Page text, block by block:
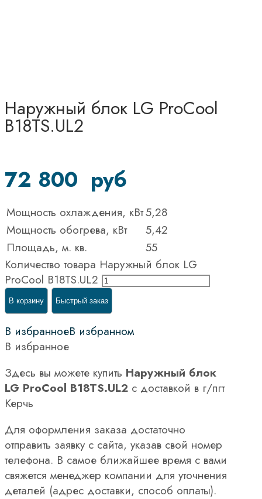
Наружный блок LG ProCool
B18TS.UL2
72 800 руб
Мощность охлаждения, кВт5,28
Мощность обогрева, кВт
5,42
Площадь, м. кв.
55
Количество товара Наружный блок LG
ProCool B18TS.UL2
В корзину Быстрый заказ
В избранноеВ избранном
В избранное
Здесь вы можете купить Наружный блок
LG ProCool B18TS.UL2 с доставкой в г/пгт
Керчь
Для оформления заказа достаточно
отправить заявку с сайта, указав свой номер
телефона. В самое ближайшее время с вами
свяжется менеджер компании для уточнения
деталей (адрес доставки, способ оплаты).